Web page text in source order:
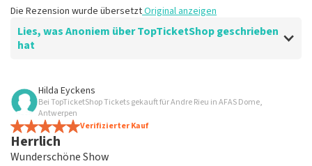
Die Rezension wurde übersetztOriginal anzeigen
Lies, was Anoniem über TopTicketShop geschrieben
hat
Bewertung von Anoniem über
Wie versprochen wurden die Tickets
rechtzeitig versendet
Klar. Darum geht es
Die Rezension wurde übersetzt
Hilda Eyckens
Bei TopTicketShop Tickets gekauft für Andre Rieu in AFAS Dome,
Antwerpen
Verifizierter Kauf
Herrlich
Wunderschöne Show